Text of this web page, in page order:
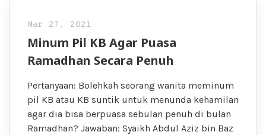
Mar 27, 2021
Minum Pil KB Agar Puasa
Ramadhan Secara Penuh
Pertanyaan: Bolehkah seorang wanita meminum
pil KB atau KB suntik untuk menunda kehamilan
agar dia bisa berpuasa sebulan penuh di bulan
Ramadhan? Jawaban: Syaikh Abdul Aziz bin Baz